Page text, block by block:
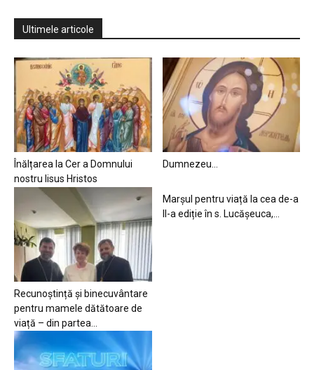
Ultimele articole
Înălțarea la Cer a Domnului
nostru Iisus Hristos
Dumnezeu…
Recunoștință și binecuvântare
pentru mamele dătătoare de
viață – din partea...
Marșul pentru viață la cea de-a
II-a ediție în s. Lucășeuca,...